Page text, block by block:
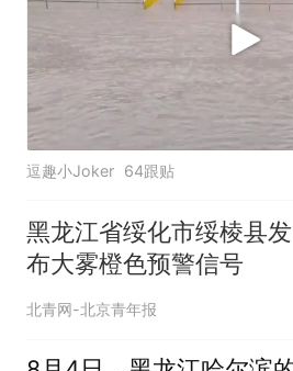
逗趣小Joker 64跟贴
黑龙江省绥化市绥棱县发
布大雾橙色预警信号
北青网-北京青年报